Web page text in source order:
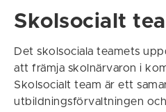
Skolsocialt
Det skolsociala teamets
att främja skolnärvaron i
Skolsocialt team är ett
utbildningsförvaltningen